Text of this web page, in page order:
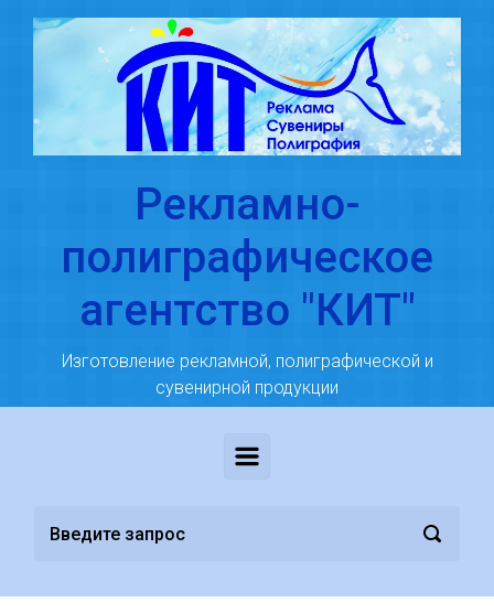
Skip to main content
Рекламно-
полиграфическое
агентство "КИТ"
Изготовление рекламной, полиграфической и
сувенирной продукции